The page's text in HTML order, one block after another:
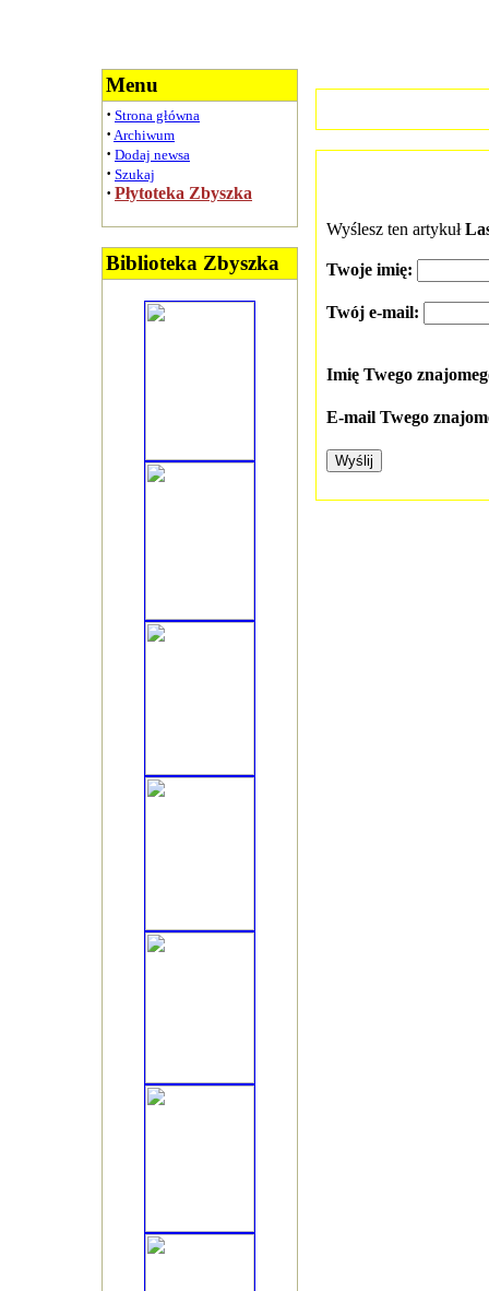
Menu
· Strona główna
· Archiwum
· Dodaj newsa
· Szukaj
· Płytoteka Zbyszka
Biblioteka Zbyszka
Wyślesz ten artykuł
Twoje imię:
Twój e-mail:
Imię Twego
E-mail Twego